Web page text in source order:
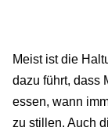
Meist ist die
dazu führt, dass
essen, wann
zu stillen. Auch